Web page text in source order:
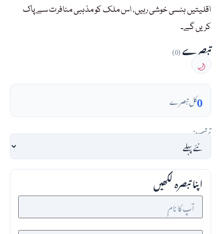
اقلیتیں ہنسی خوشی رہیں، اس ملک کو مذہبی منافرت سے پاک
کریں گے۔
تبصرے(0)
🌙
0کل تبصرے
ترتیب:
اپنا تبصرہ لکھیں